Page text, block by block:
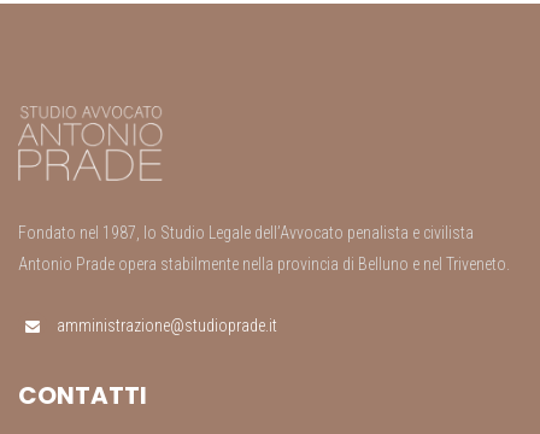
Fondato nel 1987, lo Studio Legale dell’Avvocato penalista e civilista
Antonio Prade opera stabilmente nella provincia di Belluno e nel Triveneto.
amministrazione@studioprade.it
CONTATTI